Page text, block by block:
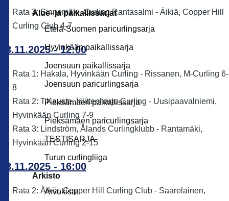
Alue- ja paikallissarjat
Etelä-Suomen paricurlingsarja
Hyvinkään paikallissarja
Joensuun paikallissarja
Joensuun paricurlingsarja
Pieksämäen paikallissarja
Pieksämäen paricurlingsarja
TESTISARJA
Turun curlingliiga
Arkisto
Arvokisat
Rata 3: Sinnemäki, Curling Rantasalmi - Äikiä, Copper Hill
Curling Club 4-7
08.11.2025 - 12:00
Rata 1: Hakala, Hyvinkään Curling - Rissanen, M-Curling 6-
8
Rata 2: T.Kauste, Hiittenharju Curling - Uusipaavalniemi,
Hyvinkään Curling 7-9
Rata 3: Lindström, Ålands Curlingklubb - Rantamäki,
Hyvinkään Curling 2-15
08.11.2025 - 16:00
Rata 2: Äikiä, Copper Hill Curling Club - Saarelainen,